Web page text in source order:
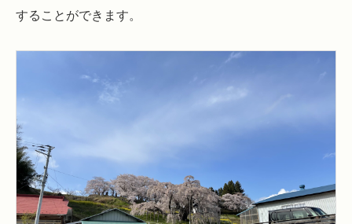
することができます。